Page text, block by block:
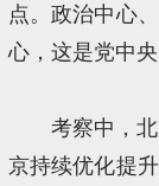
点。政治中心
心，这是党中
考察中，
京持续优化提